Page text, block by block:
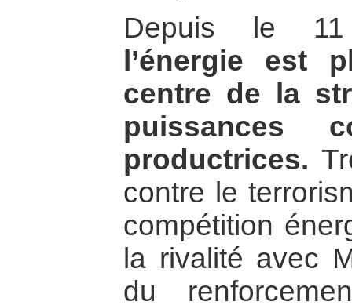
Depuis le 11
l’énergie est
centre de la
puissances
productrices.
contre le
compétition
la rivalité avec
du